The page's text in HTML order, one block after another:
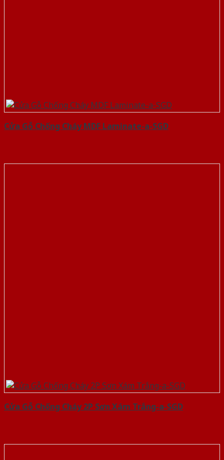
Cửa Gỗ Chống Cháy MDF Laminate-a-SGD
Cửa Gỗ Chống Cháy 2P Sơn Xám Trắng-a-SGD